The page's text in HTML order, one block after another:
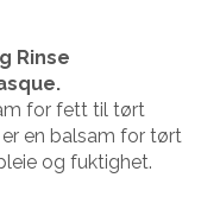
Rinse
for fett til tørt
er en balsam for tørt
og fuktighet.